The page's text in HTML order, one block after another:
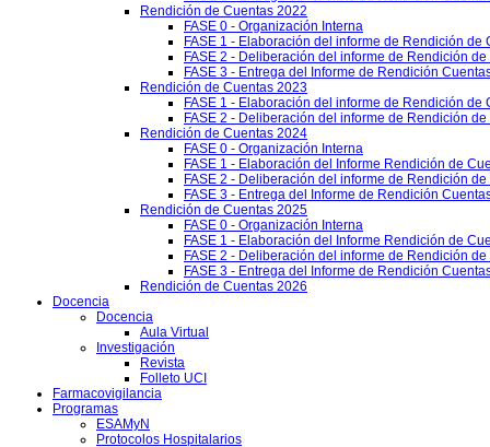
Rendición de Cuentas 2022
FASE 0 - Organización Interna
FASE 1 - Elaboración del informe de Rendición de
FASE 2 - Deliberación del informe de Rendición
FASE 3 - Entrega del Informe de Rendición
Rendición de Cuentas 2023
FASE 1 - Elaboración del informe de Rendición de
FASE 2 - Deliberación del informe de Rendición
Rendición de Cuentas 2024
FASE 0 - Organización Interna
FASE 1 - Elaboración del Informe Rendición de
FASE 2 - Deliberación del informe de Rendición
FASE 3 - Entrega del Informe de Rendición
Rendición de Cuentas 2025
FASE 0 - Organización Interna
FASE 1 - Elaboración del Informe Rendición de
FASE 2 - Deliberación del informe de Rendición
FASE 3 - Entrega del Informe de Rendición
Rendición de Cuentas 2026
Docencia
Docencia
Aula Virtual
Investigación
Revista
Folleto UCI
Farmacovigilancia
Programas
ESAMyN
Protocolos Hospitalarios